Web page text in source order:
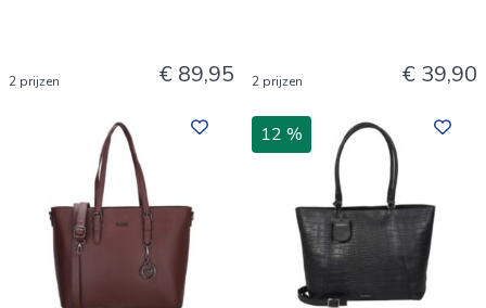
2 prijzen € 89,95 2 prijzen € 39,90
12 %